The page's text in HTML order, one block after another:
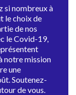
si nombreux à
le choix de
de nos
le Covid-19,
notre mission
une
Soutenez-
de vous.